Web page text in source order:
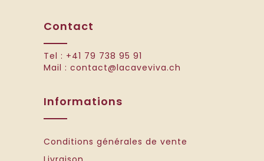
Contact
Tel : +41 79 738 95 91
Mail : contact@lacaveviva.ch
Informations
Conditions générales de vente